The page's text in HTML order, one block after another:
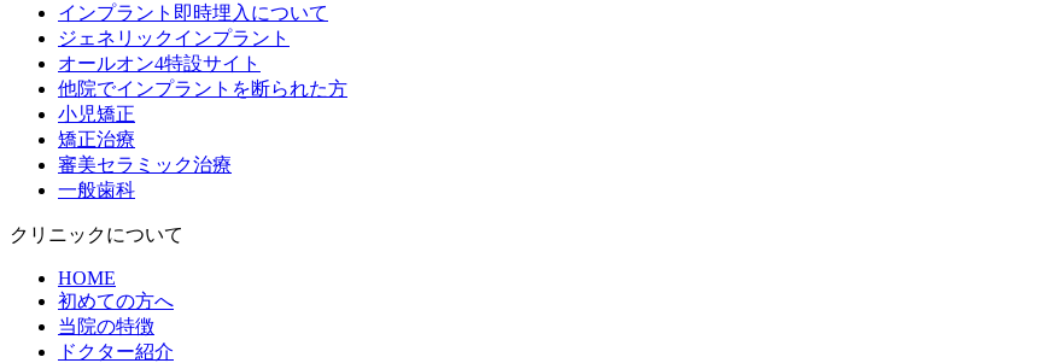
インプラント即時埋入について
ジェネリックインプラント
オールオン4特設サイト
他院でインプラントを断られた方
小児矯正
矯正治療
審美セラミック治療
一般歯科
クリニックについて
HOME
初めての方へ
当院の特徴
ドクター紹介